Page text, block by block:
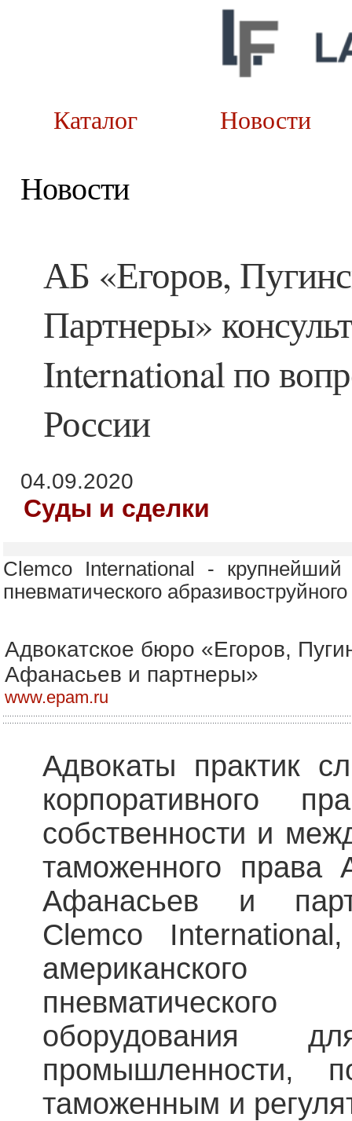
Каталог
Новости
АБ «Егоров,
Партнеры»
International по
России
04.09.2020
Суды и сделки
Clemco International -
пневматического
Адвокатское бюро «Егоров,
Афанасьев и партнеры»
www.epam.ru
Адвокаты практик
корпоративного
собственности и
таможенного права
Афанасьев и
Clemco
оборудования
промышленности,
таможенным и